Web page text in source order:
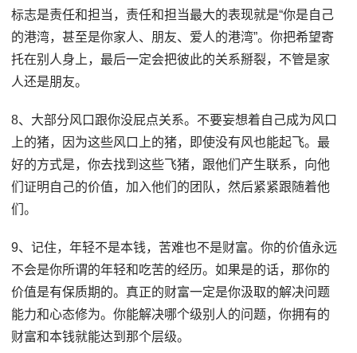
标志是责任和担当，责任和担当最大的表现就是“你是自己
的港湾，甚至是你家人、朋友、爱人的港湾”。你把希望寄
托在别人身上，最后一定会把彼此的关系掰裂，不管是家
人还是朋友。
8、大部分风口跟你没屁点关系。不要妄想着自己成为风口
上的猪，因为这些风口上的猪，即使没有风也能起飞。最
好的方式是，你去找到这些飞猪，跟他们产生联系，向他
们证明自己的价值，加入他们的团队，然后紧紧跟随着他
们。
9、记住，年轻不是本钱，苦难也不是财富。你的价值永远
不会是你所谓的年轻和吃苦的经历。如果是的话，那你的
价值是有保质期的。真正的财富一定是你汲取的解决问题
能力和心态修为。你能解决哪个级别人的问题，你拥有的
财富和本钱就能达到那个层级。